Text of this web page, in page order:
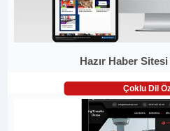
Hazır Haber
Çoklu Dil